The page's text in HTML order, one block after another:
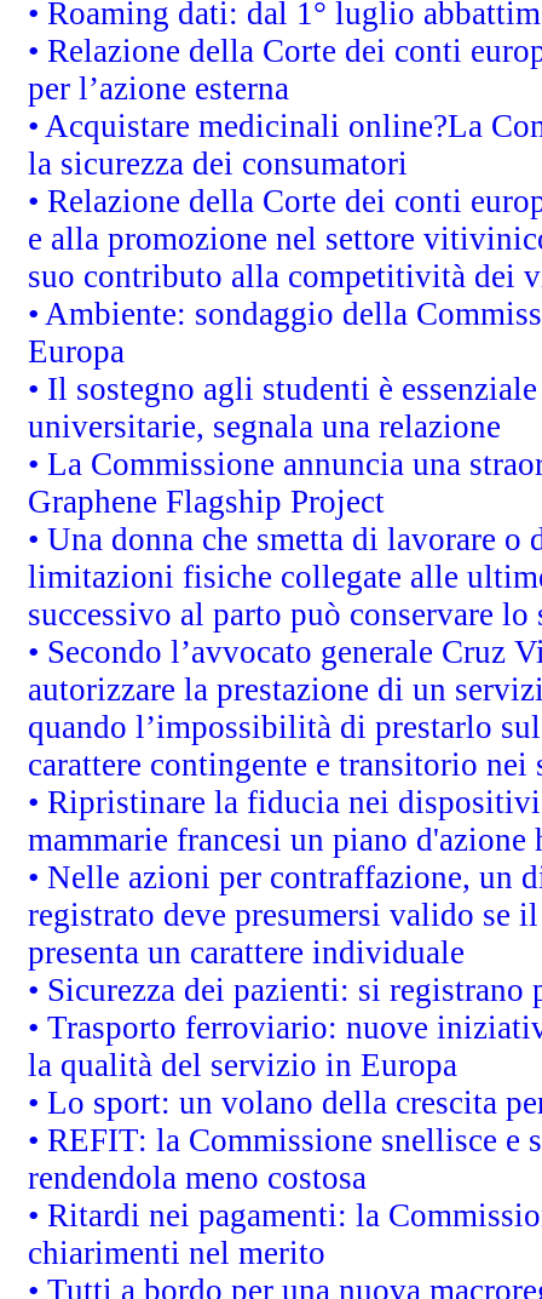
• Roaming dati: dal 1° luglio
• Relazione della Corte dei conti
per l’azione esterna
• Acquistare medicinali online?La
la sicurezza dei consumatori
• Relazione della Corte dei conti
e alla promozione nel settore
suo contributo alla competitività dei
• Ambiente: sondaggio della
Europa
• Il sostegno agli studenti è
universitarie, segnala una relazione
• La Commissione annuncia una
Graphene Flagship Project
• Una donna che smetta di lavorare
limitazioni fisiche collegate alle
successivo al parto può conservare
• Secondo l’avvocato generale Cruz
autorizzare la prestazione di un
quando l’impossibilità di prestarlo
carattere contingente e transitorio
• Ripristinare la fiducia nei
mammarie francesi un piano
• Nelle azioni per contraffazione, un
registrato deve presumersi valido se
presenta un carattere individuale
• Sicurezza dei pazienti: si
• Trasporto ferroviario: nuove
la qualità del servizio in Europa
• Lo sport: un volano della crescita
• REFIT: la Commissione snellisce
rendendola meno costosa
• Ritardi nei pagamenti: la
chiarimenti nel merito
• Tutti a bordo per una nuova